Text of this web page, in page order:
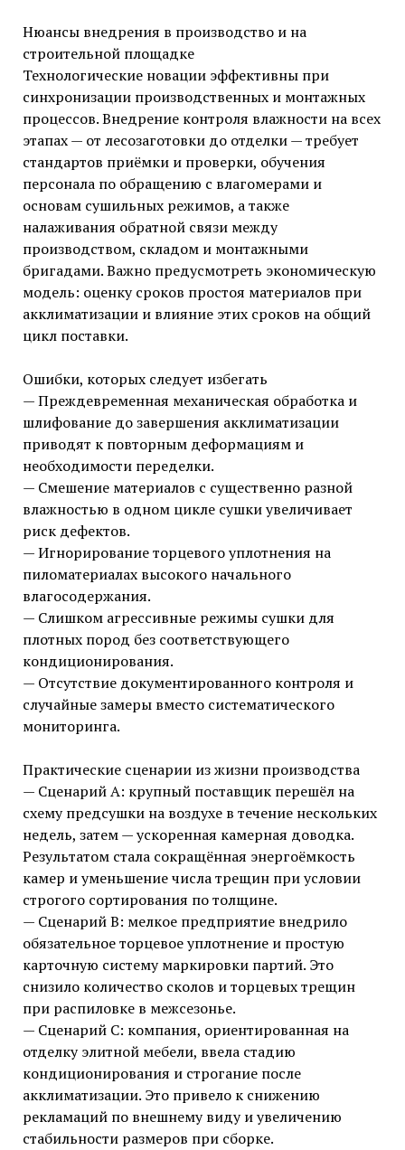
Нюансы внедрения в производство и на
строительной площадке
Технологические новации эффективны при
синхронизации производственных и монтажных
процессов. Внедрение контроля влажности на всех
этапах — от лесозаготовки до отделки — требует
стандартов приёмки и проверки, обучения
персонала по обращению с влагомерами и
основам сушильных режимов, а также
налаживания обратной связи между
производством, складом и монтажными
бригадами. Важно предусмотреть экономическую
модель: оценку сроков простоя материалов при
акклиматизации и влияние этих сроков на общий
цикл поставки.
Ошибки, которых следует избегать
— Преждевременная механическая обработка и
шлифование до завершения акклиматизации
приводят к повторным деформациям и
необходимости переделки.
— Смешение материалов с существенно разной
влажностью в одном цикле сушки увеличивает
риск дефектов.
— Игнорирование торцевого уплотнения на
пиломатериалах высокого начального
влагосодержания.
— Слишком агрессивные режимы сушки для
плотных пород без соответствующего
кондиционирования.
— Отсутствие документированного контроля и
случайные замеры вместо систематического
мониторинга.
Практические сценарии из жизни производства
— Сценарий A: крупный поставщик перешёл на
схему предсушки на воздухе в течение нескольких
недель, затем — ускоренная камерная доводка.
Результатом стала сокращённая энергоёмкость
камер и уменьшение числа трещин при условии
строгого сортирования по толщине.
— Сценарий B: мелкое предприятие внедрило
обязательное торцевое уплотнение и простую
карточную систему маркировки партий. Это
снизило количество сколов и торцевых трещин
при распиловке в межсезонье.
— Сценарий C: компания, ориентированная на
отделку элитной мебели, ввела стадию
кондиционирования и строгание после
акклиматизации. Это привело к снижению
рекламаций по внешнему виду и увеличению
стабильности размеров при сборке.